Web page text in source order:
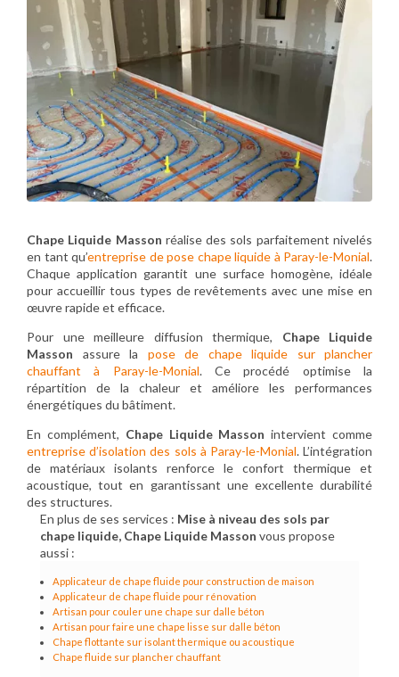
Chape Liquide Masson réalise des sols parfaitement nivelés
en tant qu’entreprise de pose chape liquide à Paray-le-Monial.
Chaque application garantit une surface homogène, idéale
pour accueillir tous types de revêtements avec une mise en
œuvre rapide et efficace.
Pour une meilleure diffusion thermique, Chape Liquide
Masson assure la pose de chape liquide sur plancher
chauffant à Paray-le-Monial. Ce procédé optimise la
répartition de la chaleur et améliore les performances
énergétiques du bâtiment.
En complément, Chape Liquide Masson intervient comme
entreprise d’isolation des sols à Paray-le-Monial. L’intégration
de matériaux isolants renforce le confort thermique et
acoustique, tout en garantissant une excellente durabilité
des structures.
En plus de ses services : Mise à niveau des sols par
chape liquide, Chape Liquide Masson vous propose
aussi :
Applicateur de chape fluide pour construction de maison
Applicateur de chape fluide pour rénovation
Artisan pour couler une chape sur dalle béton
Artisan pour faire une chape lisse sur dalle béton
Chape flottante sur isolant thermique ou acoustique
Chape fluide sur plancher chauffant